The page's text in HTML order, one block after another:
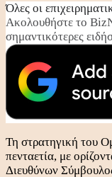
Όλες οι
Ακολουθήστε το
σημαντικότερες
Τη στρατηγική του
πενταετία, με
Διευθύνων